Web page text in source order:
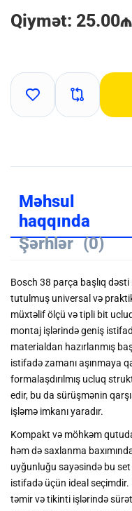
Qiymət: 25.00₼
Məhsul
haqqında
Şərhlər (0)
Bosch 38 parça başlıq
tutulmuş universal və
müxtəlif ölçü və tipli bit
montaj işlərində geniş
materialdan hazırlanmış
istifadə zamanı aşınmaya
formalaşdırılmış ucluq
edir, bu da sürüşmənin
işləmə imkanı yaradır.
Kompakt və möhkəm
həm də saxlanma
uyğunluğu sayəsində bu
istifadə üçün ideal
təmir və tikinti işlərində